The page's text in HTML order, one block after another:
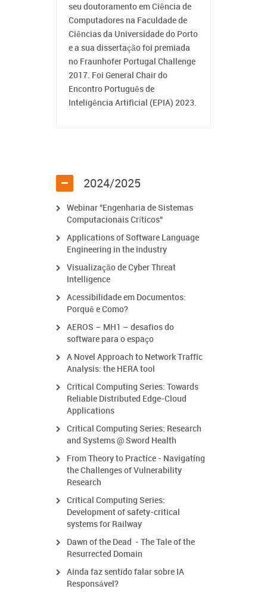
seu doutoramento em Ciência de
Computadores na Faculdade de
Ciências da Universidade do Porto
e a sua dissertação foi premiada
no Fraunhofer Portugal Challenge
2017. Foi General Chair do
Encontro Português de
Inteligência Artificial (EPIA) 2023.
2024/2025
Webinar "Engenharia de Sistemas
Computacionais Críticos"
Applications of Software Language
Engineering in the industry
Visualização de Cyber Threat
Intelligence
Acessibilidade em Documentos:
Porquê e Como?
AEROS – MH1 – desafios do
software para o espaço
A Novel Approach to Network Traffic
Analysis: the HERA tool
Critical Computing Series: Towards
Reliable Distributed Edge-Cloud
Applications
Critical Computing Series: Research
and Systems @ Sword Health
From Theory to Practice - Navigating
the Challenges of Vulnerability
Research
Critical Computing Series:
Development of safety-critical
systems for Railway
Dawn of the Dead - The Tale of the
Resurrected Domain
Ainda faz sentido falar sobre IA
Responsável?